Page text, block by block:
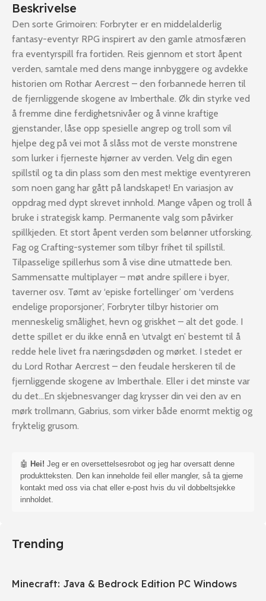
Beskrivelse
Den sorte Grimoiren: Forbryter er en middelalderlig
fantasy-eventyr RPG inspirert av den gamle atmosfæren
fra eventyrspill fra fortiden. Reis gjennom et stort åpent
verden, samtale med dens mange innbyggere og avdekke
historien om Rothar Aercrest – den forbannede herren til
de fjernliggende skogene av Imberthale. Øk din styrke ved
å fremme dine ferdighetsnivåer og å vinne kraftige
gjenstander, låse opp spesielle angrep og troll som vil
hjelpe deg på vei mot å slåss mot de verste monstrene
som lurker i fjerneste hjørner av verden. Velg din egen
spillstil og ta din plass som den mest mektige eventyreren
som noen gang har gått på landskapet! En variasjon av
oppdrag med dypt skrevet innhold. Mange våpen og troll å
bruke i strategisk kamp. Permanente valg som påvirker
spillkjeden. Et stort åpent verden som belønner utforsking.
Fag og Crafting-systemer som tilbyr frihet til spillstil.
Tilpasselige spillerhus som å vise dine utmattede ben.
Sammensatte multiplayer – møt andre spillere i byer,
taverner osv. Tømt av ‘episke fortellinger’ om ‘verdens
endelige proporsjoner’, Forbryter tilbyr historier om
menneskelig smålighet, hevn og griskhet – alt det gode. I
dette spillet er du ikke ennå en ‘utvalgt en’ bestemt til å
redde hele livet fra næringsdøden og mørket. I stedet er
du Lord Rothar Aercrest – den feudale herskeren til de
fjernliggende skogene av Imberthale. Eller i det minste var
du det…En skjebnesvanger dag krysser din vei den av en
mørk trollmann, Gabrius, som virker både enormt mektig og
fryktelig grusom.
🤖 Hei! Jeg er en oversettelsesrobot og jeg har oversatt denne
produktteksten. Den kan inneholde feil eller mangler, så ta gjerne
kontakt med oss via chat eller e-post hvis du vil dobbeltsjekke
innholdet.
Trending
Minecraft: Java & Bedrock Edition PC Windows